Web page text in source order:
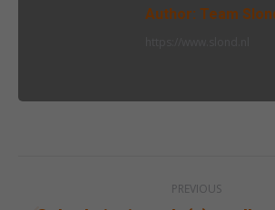
Author: Team
PREVIOUS